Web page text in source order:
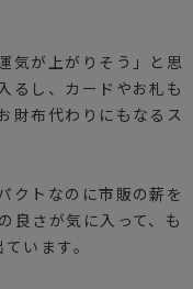
気が上がりそう」と思
るし、カードやお札も
財布代わりにもなるス
クトなのに市販の薪を
良さが気に入って、も
います。